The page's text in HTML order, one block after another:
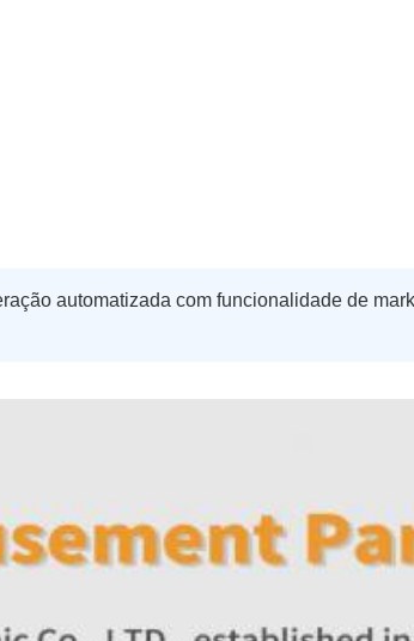
automatizada com funcionalidade de